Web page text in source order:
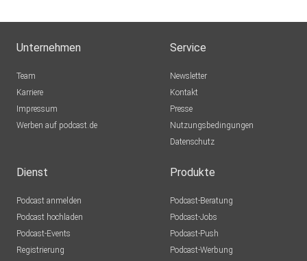
Unternehmen
Team
Karriere
Impressum
Werben auf podcast.de
Service
Newsletter
Kontakt
Presse
Nutzungsbedingungen
Datenschutz
Dienst
Podcast anmelden
Podcast hochladen
Podcast-Events
Registrierung
Produkte
Podcast-Beratung
Podcast-Jobs
Podcast-Push
Podcast-Werbung